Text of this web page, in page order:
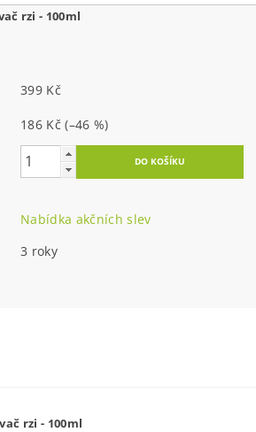
rzi - 100ml
399 Kč
186 Kč(–46 %)
Nabídka akčních slev
3 roky
rzi - 100ml